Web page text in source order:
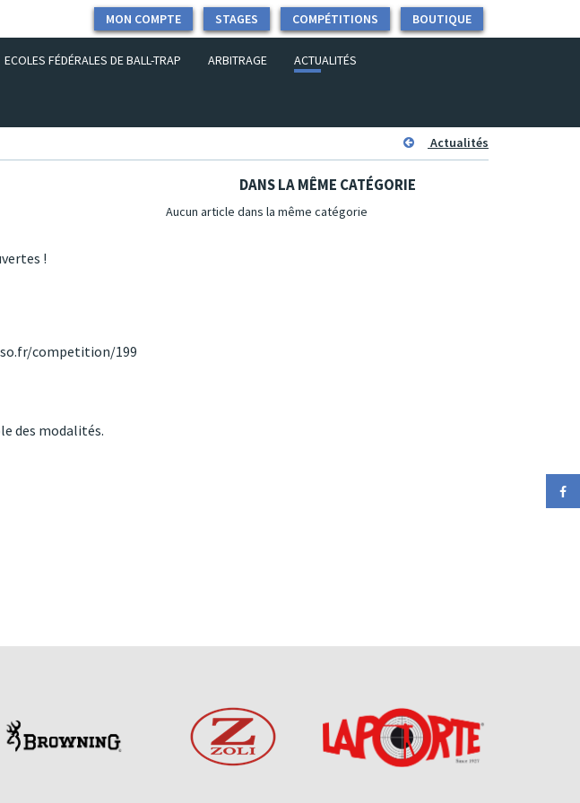
BOUTIQUE
COMPÉTITIONS
STAGES
MON COMPTE
ECOLES FÉDÉRALES DE BALL-TRAP ARBITRAGE ACTUALITÉS
Actualités
!
competition/199
des modalités.
DANS LA MÊME CATÉGORIE
Aucun article dans la même catégorie